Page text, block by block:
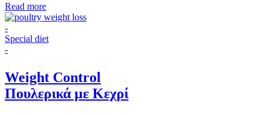
Read more
-
Special diet
-
Weight Control
Πουλερικά με Κεχρί